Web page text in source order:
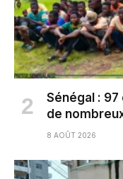
Sénégal :
de
8 AOÛT 2026